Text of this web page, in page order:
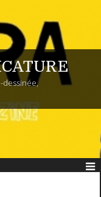
dessinée,